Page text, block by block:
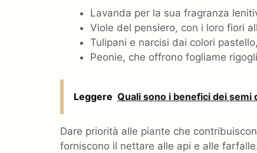
Lavanda per la sua fragranza
Viole del pensiero, con i loro fiori
Tulipani e narcisi dai colori
Peonie, che offrono fogliame
Leggere Quali sono i benefici dei semi
Dare priorità alle piante che
forniscono il nettare alle api e alle